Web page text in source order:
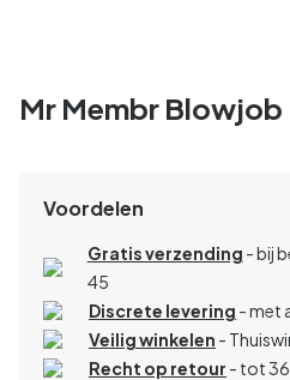
Mr Membr Blowjob
Voordelen
Gratis verzending - bij
45
Discrete levering - met
Veilig winkelen -
Recht op retour - tot